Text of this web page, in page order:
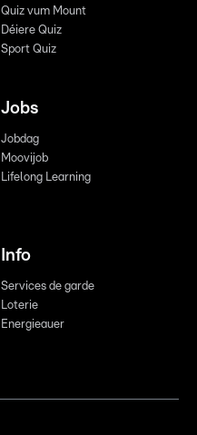
Quiz vum Mount
Déiere Quiz
Sport Quiz
Jobs
Jobdag
Moovijob
Lifelong Learning
Info
Services de garde
Loterie
Energieauer